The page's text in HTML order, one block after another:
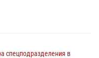
спецподразделения в